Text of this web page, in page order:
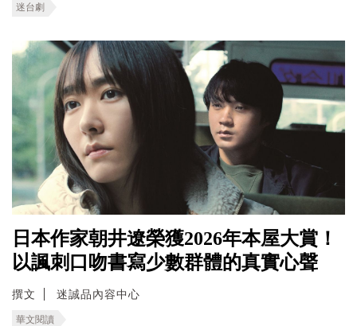
迷台劇
日本作家朝井遼榮獲2026年本屋大賞！
以諷刺口吻書寫少數群體的真實心聲
撰文 迷誠品內容中心
華文閱讀